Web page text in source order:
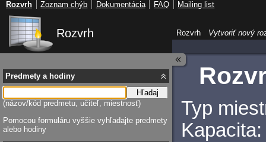
Rozvrh
Typ
Predmety a hodiny
Hľadaj
(názov/kód predmetu, učiteľ, miestnosť)
Pomocou formuláru vyššie vyhľadajte predmety
alebo hodiny
Rozvrh Vytvoriť nový
Rozvrh Zoznam chýb Dokumentácia FAQ Mailing list